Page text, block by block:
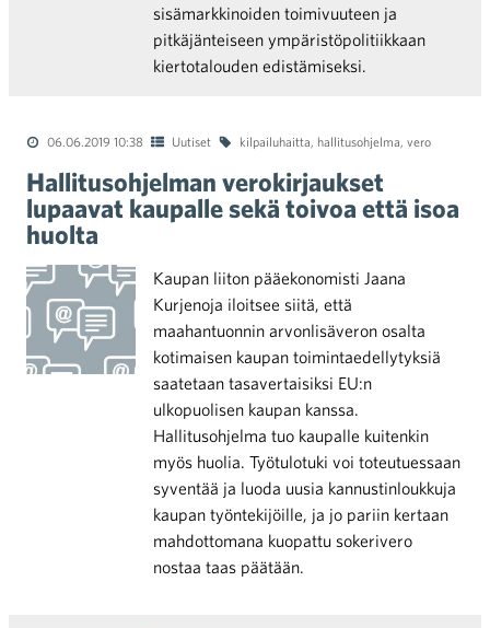
sisämarkkinoiden toimivuuteen ja
pitkäjänteiseen ympäristöpolitiikkaan
kiertotalouden edistämiseksi.
06.06.2019 10:38 Uutiset kilpailuhaitta, hallitusohjelma, vero
Hallitusohjelman verokirjaukset
lupaavat kaupalle sekä toivoa että isoa
huolta
Kaupan liiton pääekonomisti Jaana
Kurjenoja iloitsee siitä, että
maahantuonnin arvonlisäveron osalta
kotimaisen kaupan toimintaedellytyksiä
saatetaan tasavertaisiksi EU:n
ulkopuolisen kaupan kanssa.
Hallitusohjelma tuo kaupalle kuitenkin
myös huolia. Työtulotuki voi toteutuessaan
syventää ja luoda uusia kannustinloukkuja
kaupan työntekijöille, ja jo pariin kertaan
mahdottomana kuopattu sokerivero
nostaa taas päätään.